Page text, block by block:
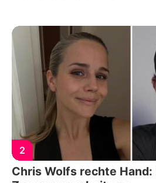
2
Chris Wolfs rechte